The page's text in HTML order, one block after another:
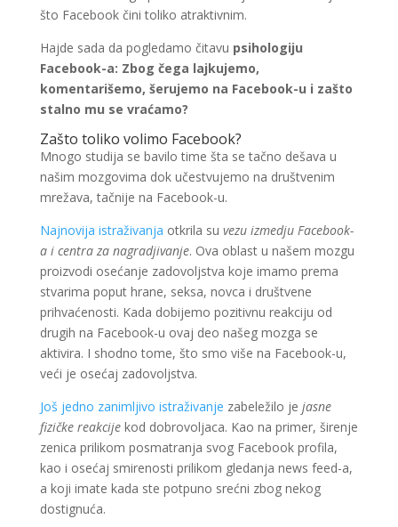
što Facebook čini toliko atraktivnim.
Hajde sada da pogledamo čitavu psihologiju
Facebook-a: Zbog čega lajkujemo,
komentarišemo, šerujemo na Facebook-u i zašto
stalno mu se vraćamo?
Zašto toliko volimo Facebook?
Mnogo studija se bavilo time šta se tačno dešava u
našim mozgovima dok učestvujemo na društvenim
mrežava, tačnije na Facebook-u.
Najnovija istraživanja otkrila su vezu izmedju Facebook-
a i centra za nagradjivanje. Ova oblast u našem mozgu
proizvodi osećanje zadovoljstva koje imamo prema
stvarima poput hrane, seksa, novca i društvene
prihvaćenosti. Kada dobijemo pozitivnu reakciju od
drugih na Facebook-u ovaj deo našeg mozga se
aktivira. I shodno tome, što smo više na Facebook-u,
veći je osećaj zadovoljstva.
Još jedno zanimljivo istraživanje zabeležilo je jasne
fizičke reakcijekod dobrovoljaca. Kao na primer, širenje
zenica prilikom posmatranja svog Facebook profila,
kao i osećaj smirenosti prilikom gledanja news feed-a,
a koji imate kada ste potpuno srećni zbog nekog
dostignuća.